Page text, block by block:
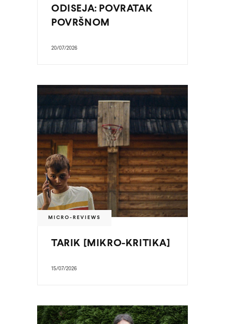
ODISEJA: POVRATAK
POVRŠNOM
20/07/2026
MICRO-REVIEWS
TARIK [MIKRO-KRITIKA]
15/07/2026